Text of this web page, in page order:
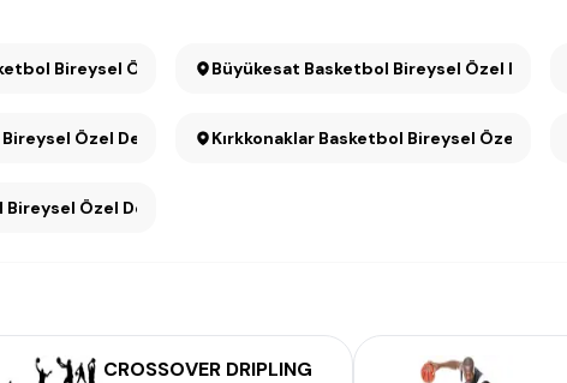
Bireysel Özel Ders Büyükesat Basketbol Bireysel Özel Ders
Özel Ders Kırkkonaklar Basketbol Bireysel Özel Ders
Özel Ders
CROSSOVER DRIPLING